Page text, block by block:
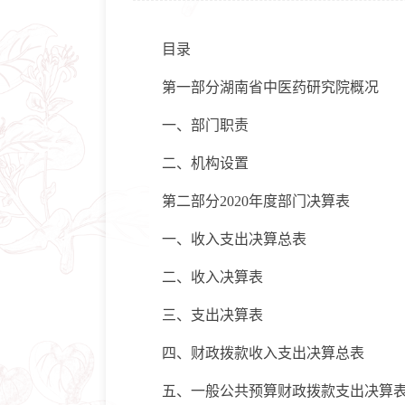
目录
第一部分湖南省中医药研究院概况
一、部门职责
二、机构设置
第二部分2020年度部门决算表
一、收入支出决算总表
二、收入决算表
三、支出决算表
四、财政拨款收入支出决算总表
五、一般公共预算财政拨款支出决算